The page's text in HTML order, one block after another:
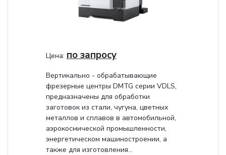
Цена: по запросу
Вертикально - обрабатывающие
фрезерные центры DMTG серии VDLS,
предназначены для обработки
заготовок из стали, чугуна, цветных
металлов и сплавов в автомобильной,
аэрокосмической промышленности,
энергетическом машиностроении, а
также для изготовления...